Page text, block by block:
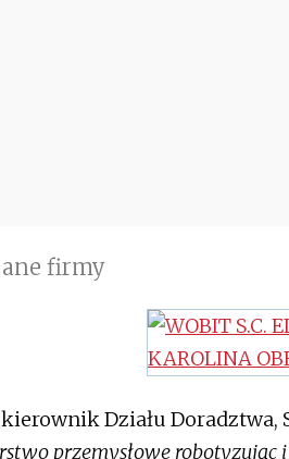
firmy
Działu Doradztwa,
przemysłowe